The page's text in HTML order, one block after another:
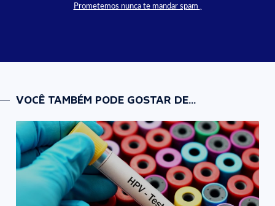
Prometemos nunca te mandar spam
VOCÊ TAMBÉM PODE GOSTAR DE...